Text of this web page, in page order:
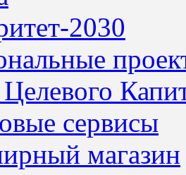
2030
сервисы
магазин